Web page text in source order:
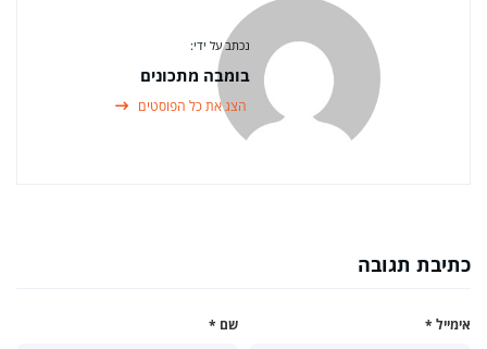
נכתב על ידי:
בומבה מתכונים
הצג את כל הפוסטים
כתיבת תגובה
שם * אימייל *